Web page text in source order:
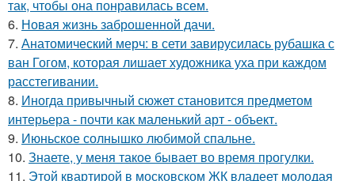
так, чтобы она понравилась всем.
6. Новая жизнь заброшенной дачи.
7. Анатомический мерч: в сети завирусилась рубашка с
ван Гогом, которая лишает художника уха при каждом
расстегивании.
8. Иногда привычный сюжет становится предметом
интерьера - почти как маленький арт - объект.
9. Июньское солнышко любимой спальне.
10. Знаете, у меня такое бывает во время прогулки.
11. Этой квартирой в московском ЖК владеет молодая